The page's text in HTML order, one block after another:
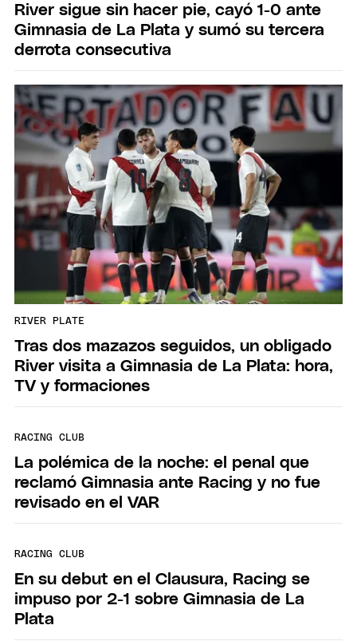
River sigue sin hacer pie, cayó 1-0 ante
Gimnasia de La Plata y sumó su tercera
derrota consecutiva
RIVER PLATE
Tras dos mazazos seguidos, un obligado
River visita a Gimnasia de La Plata: hora,
TV y formaciones
RACING CLUB
La polémica de la noche: el penal que
reclamó Gimnasia ante Racing y no fue
revisado en el VAR
RACING CLUB
En su debut en el Clausura, Racing se
impuso por 2-1 sobre Gimnasia de La
Plata